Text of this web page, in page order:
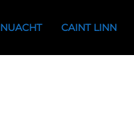
NUACHT CAINT LINN